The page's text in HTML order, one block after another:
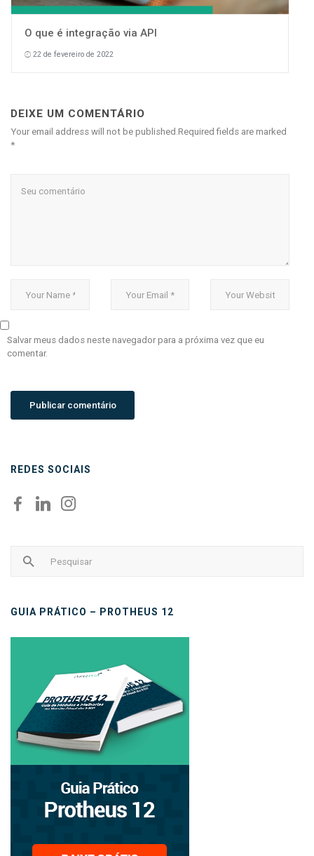
O que é integração via API
22 de fevereiro de 2022
DEIXE UM COMENTÁRIO
Your email address will not be published.Required fields are marked
*
Salvar meus dados neste navegador para a próxima vez que eu
comentar.
REDES SOCIAIS
GUIA PRÁTICO – PROTHEUS 12